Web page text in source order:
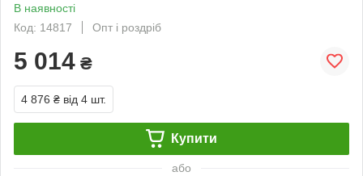
В наявності
Код: 14817
Опт і роздріб
5 014 ₴
4 876 ₴ від 4 шт.
Купити
або